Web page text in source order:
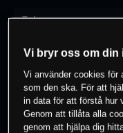
7 dagar
0% av
instrument
Vi bryr oss om din
Vi använder cookies för
som den ska. För att
in data för att förstå hur
Genom att tillåta alla
genom att hjälpa dig